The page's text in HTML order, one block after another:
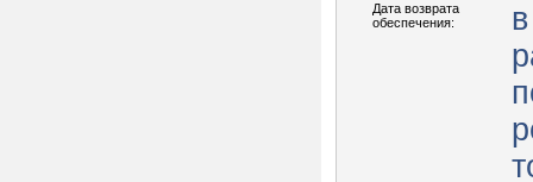
Дата возврата
обеспечения: